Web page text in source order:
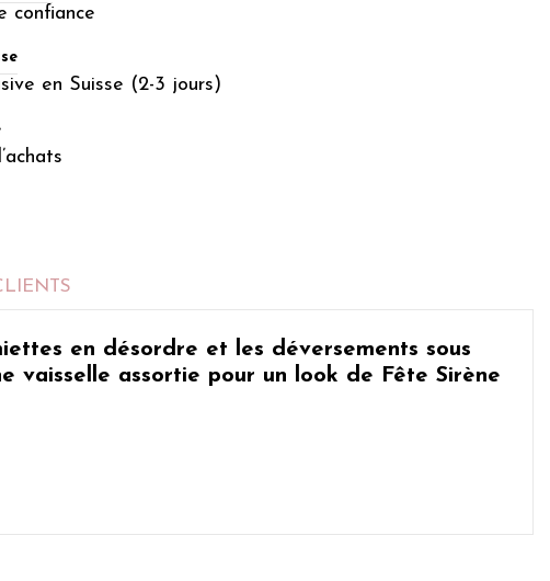
confiance
en Suisse (2-3 jours)
en désordre et les déversements sous
vaisselle assortie pour un look de Fête Sirène